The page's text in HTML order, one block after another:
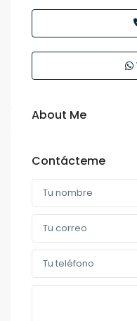
About Me
Contácteme